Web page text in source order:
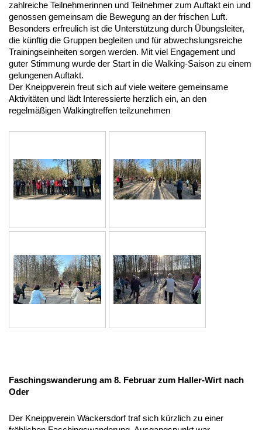
zahlreiche Teilnehmerinnen und Teilnehmer zum Auftakt ein und
genossen gemeinsam die Bewegung an der frischen Luft.
Besonders erfreulich ist die Unterstützung durch Übungsleiter,
die künftig die Gruppen begleiten und für abwechslungsreiche
Trainingseinheiten sorgen werden. Mit viel Engagement und
guter Stimmung wurde der Start in die Walking-Saison zu einem
gelungenen Auftakt.
Der Kneippverein freut sich auf viele weitere gemeinsame
Aktivitäten und lädt Interessierte herzlich ein, an den
regelmäßigen Walkingtreffen teilzunehmen
Faschingswanderung am 8. Februar zum Haller-Wirt nach
Oder
Der Kneippverein Wackersdorf traf sich kürzlich zu einer